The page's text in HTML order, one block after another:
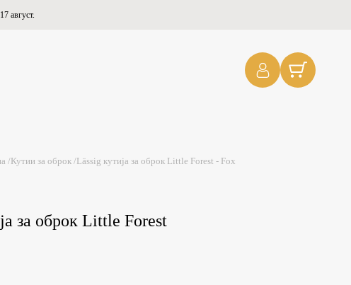
август.
/Кутии за оброк /Lässig кутија за оброк Little Forest - Fox
за оброк Little Forest